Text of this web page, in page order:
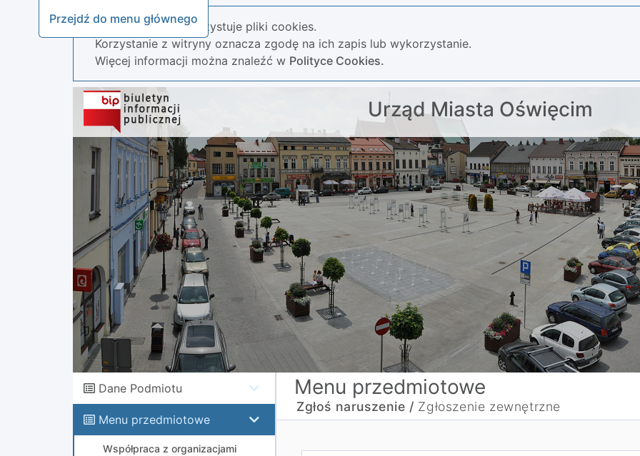
Przejdź do menu głównego
Nasza strona wykorzystuje pliki cookies.
Korzystanie z witryny oznacza zgodę na ich zapis lub wykorzystanie.
Więcej informacji można znaleźć w Polityce Cookies.
Urząd Miasta Oświęcim
Dane Podmiotu
Menu przedmiotowe
Współpraca z organizacjami
Menu przedmiotowe
Zgłoś naruszenie / Zgłoszenie zewnętrzne